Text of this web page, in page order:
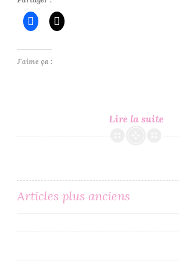
Lire la suite
My
J’aime ça :
Navigation
des
articles
Articles plus anciens